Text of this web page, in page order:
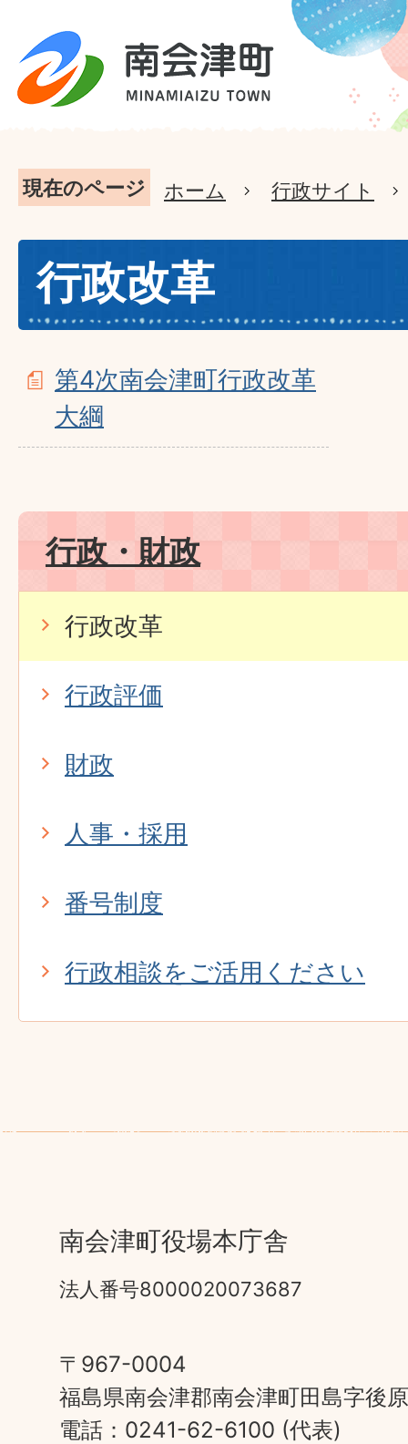
現在のページ ホーム 行政サイト
行政改革
第4次南会津町行政改革
大綱
行政・財政
行政改革
行政評価
財政
人事・採用
番号制度
行政相談をご活用ください
南会津町役場本庁舎
法人番号8000020073687
〒967-0004
福島県南会津郡南会津町田島字後
電話：0241-62-6100 (代表)